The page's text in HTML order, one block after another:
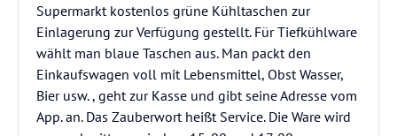
Supermarkt kostenlos grüne Kühltaschen zur
Einlagerung zur Verfügung gestellt. Für Tiefkühlware
wählt man blaue Taschen aus. Man packt den
Einkaufswagen voll mit Lebensmittel, Obst Wasser,
Bier usw. , geht zur Kasse und gibt seine Adresse vom
App. an. Das Zauberwort heißt Service. Die Ware wird